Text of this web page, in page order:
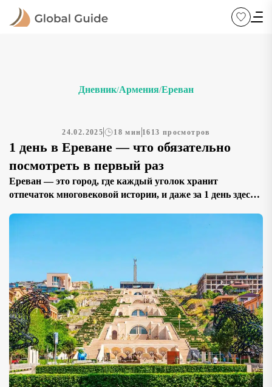
Дневник/Армения/Ереван
24.02.2025 18 мин 1613 просмотров
1 день в Ереване — что обязательно
посмотреть в первый раз
Ереван — это город, где каждый уголок хранит
отпечаток многовековой истории, и даже за 1 день здесь
славится уникальным сочетанием древней архитектуры,
подготовили список из 15 основных
достопримечательностей, каждая из которых поможет
прикоснуться к национальному наследию Армении и […]